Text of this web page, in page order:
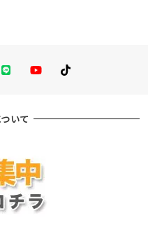
LINE You TubeTikTok
いて